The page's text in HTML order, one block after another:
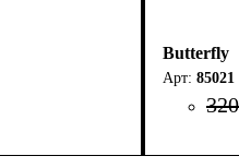
Butterfly
85021